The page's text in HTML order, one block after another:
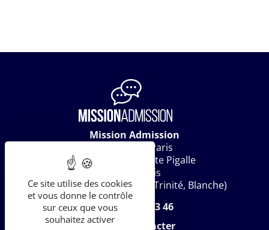
Mission Admission
c/o Work In Paris
20 rue Jean-Baptiste Pigalle
75009 Paris
(M° Saint-Lazare, Auber, Trinité, Blanche)
07 62 06 73 46
Me contacter
Ce site utilise des cookies
et vous donne le contrôle
sur ceux que vous
souhaitez activer